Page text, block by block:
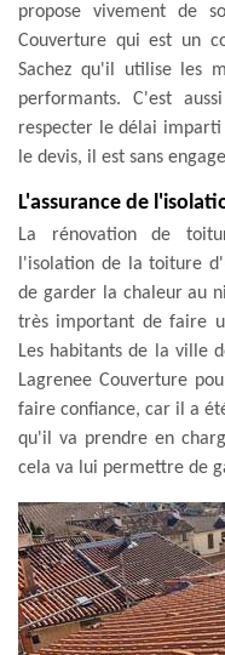
propose vivement de
Couverture qui est un
Sachez qu'il utilise les
performants. C'est
respecter le délai
le devis, il est sans
L'assurance de
La rénovation de
l'isolation de la toiture
de garder la chaleur au
très important de faire
Les habitants de la ville
Lagrenee Couverture
faire confiance, car il a
qu'il va prendre en
cela va lui permettre de